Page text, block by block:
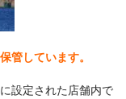
管しています。
設定された店舗内で